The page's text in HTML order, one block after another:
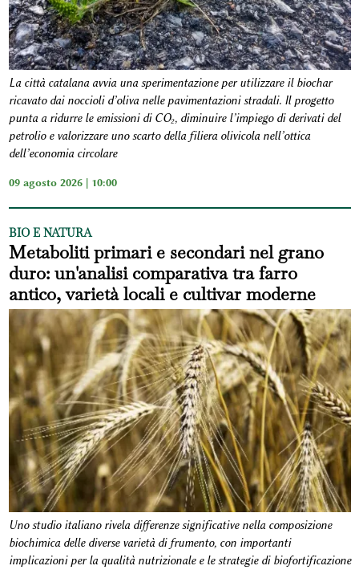
La città catalana avvia una sperimentazione per utilizzare il biochar
ricavato dai noccioli d’oliva nelle pavimentazioni stradali. Il progetto
punta a ridurre le emissioni di CO₂, diminuire l’impiego di derivati del
petrolio e valorizzare uno scarto della filiera olivicola nell’ottica
dell’economia circolare
09 agosto 2026 | 10:00
BIO E NATURA
Metaboliti primari e secondari nel grano
duro: un'analisi comparativa tra farro
antico, varietà locali e cultivar moderne
Uno studio italiano rivela differenze significative nella composizione
biochimica delle diverse varietà di frumento, con importanti
implicazioni per la qualità nutrizionale e le strategie di biofortificazione